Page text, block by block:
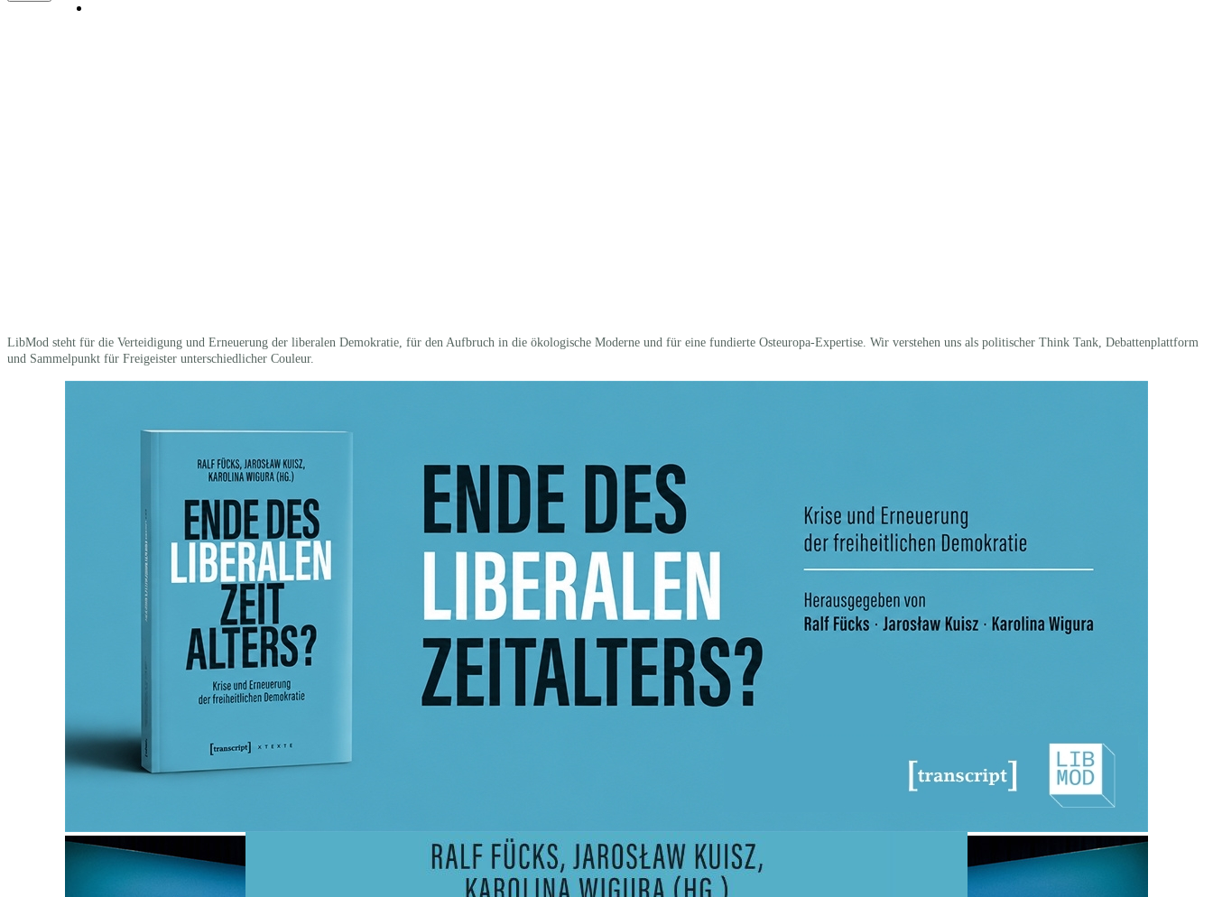
LibMod steht für die Vertei­digung und Erneuerung der liberalen Demokratie, für den Aufbruch in die ökolo­gische Moderne und für eine fundierte Osteuropa-Expertise. Wir verstehen uns als politi­scher Think Tank, Debat­ten­plattform
und Sammel­punkt für Freigeister unter­schied­licher Couleur.